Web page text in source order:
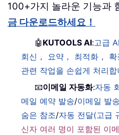
100+가지 놀라운 기능과
금 다운로드하세요！
🤖 KUTOOLS AI:고급
회신， 요약， 최적화，
관련 작업을 손쉽게 처리합
📧이메일 자동화:자동
메일 예약 발송/이메일 발
숨은 참조/자동 전달(고급
신자 여러 명이 포함된 이